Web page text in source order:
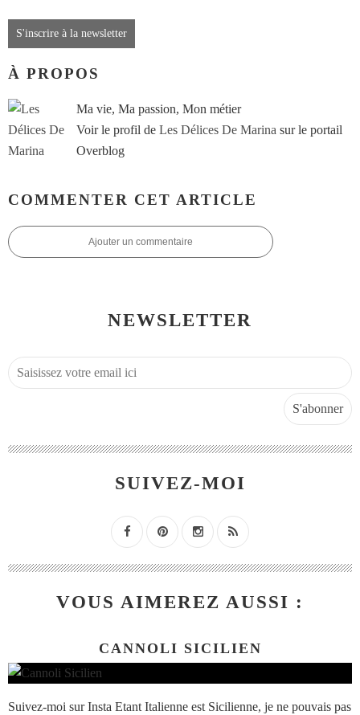
S'inscrire à la newsletter
À PROPOS
Ma vie, Ma passion, Mon métier
Voir le profil de Les Délices De Marina sur le portail
Overblog
COMMENTER CET ARTICLE
Ajouter un commentaire
NEWSLETTER
SUIVEZ-MOI
VOUS AIMEREZ AUSSI :
CANNOLI SICILIEN
Suivez-moi sur Insta Etant Italienne est Sicilienne, je ne pouvais pas